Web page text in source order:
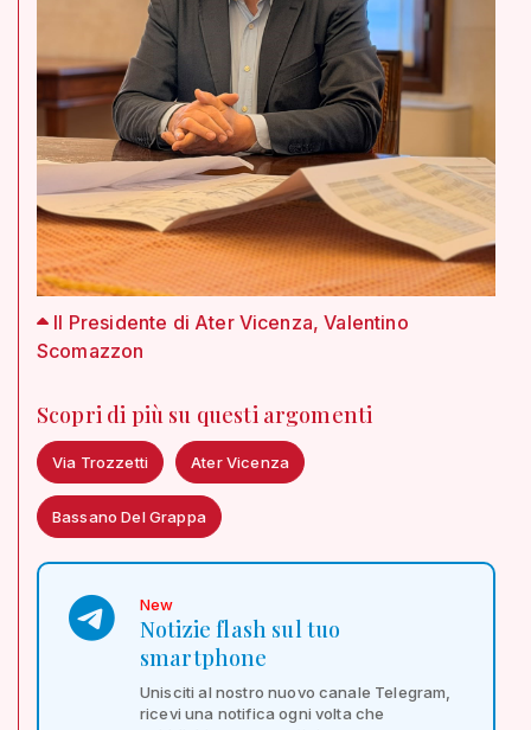
Il Presidente di Ater Vicenza, Valentino
Scomazzon
Scopri di più su questi argomenti
Via Trozzetti Ater Vicenza
Bassano Del Grappa
New
Notizie flash sul tuo
smartphone
Unisciti al nostro nuovo canale Telegram,
ricevi una notifica ogni volta che